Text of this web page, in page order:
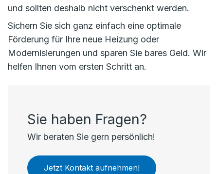
und sollten deshalb nicht verschenkt werden.
Sichern Sie sich ganz einfach eine optimale
Förderung für Ihre neue Heizung oder
Modernisierungen und sparen Sie bares Geld. Wir
helfen Ihnen vom ersten Schritt an.
Sie haben Fragen?
Wir beraten Sie gern persönlich!
Jetzt Kontakt aufnehmen!